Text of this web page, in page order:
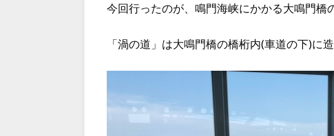
今回行ったのが、鳴門海峡にかかる大鳴門橋
「渦の道」は大鳴門橋の橋桁内(車道の下)に